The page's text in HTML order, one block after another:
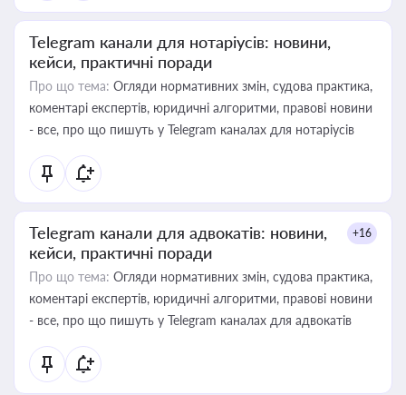
Telegram канали для нотаріусів: новини,
кейси, практичні поради
Про що тема: Огляди нормативних змін, судова практика,
коментарі експертів, юридичні алгоритми, правові новини
- все, про що пишуть у Telegram каналах для нотаріусів
Telegram канали для адвокатів: новини,
кейси, практичні поради
+16
Про що тема: Огляди нормативних змін, судова практика,
коментарі експертів, юридичні алгоритми, правові новини
- все, про що пишуть у Telegram каналах для адвокатів